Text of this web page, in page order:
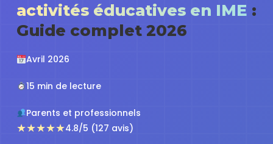
activités éducatives en IME :
Guide complet 2026
Avril 2026
15 min de lecture
Parents et professionnels
★★★★★4.8/5 (127 avis)